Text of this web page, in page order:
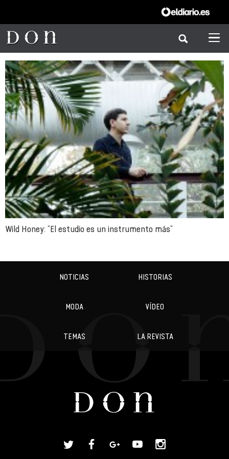
Wild Honey: “El estudio es un instrumento más”
NOTICIAS HISTORIAS
MODA VÍDEO
TEMAS LA REVISTA